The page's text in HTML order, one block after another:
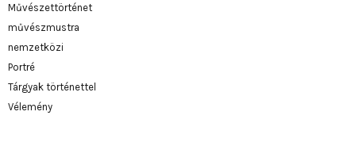
Művészettörténet
művészmustra
nemzetközi
Portré
Tárgyak történettel
Vélemény